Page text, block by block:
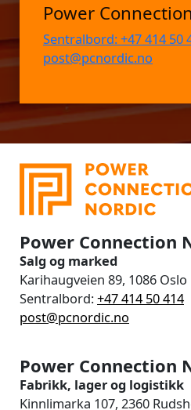
Power
Sentralbord: +47 414 50
post@pcnordic.no
Power Connection
Salg og marked
Karihaugveien 89, 1086 Oslo
Sentralbord:+47 414 50 414
post@pcnordic.no
Power Connection
Fabrikk, lager og logistikk
Kinnlimarka 107, 2360